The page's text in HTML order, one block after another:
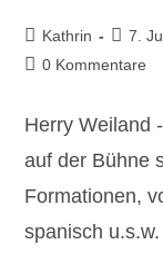
Kathrin 7.
0 Kommentare
Herry Weiland
auf der Bühne
Formationen,
spanisch